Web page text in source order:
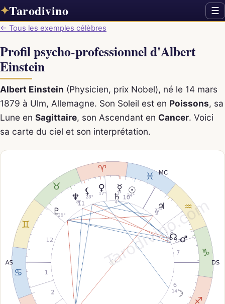
✦Tarodivino ☰
← Tous les exemples célèbres
Profil psycho-professionnel d'Albert
Einstein
Albert Einstein (Physicien, prix Nobel), né le 14 mars
1879 à Ulm, Allemagne. Son Soleil est en Poissons, sa
Lune en Sagittaire, son Ascendant en Cancer. Voici
sa carte du ciel et son interprétation.